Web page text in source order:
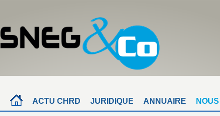
ACTU CHRD JURIDIQUE ANNUAIRE